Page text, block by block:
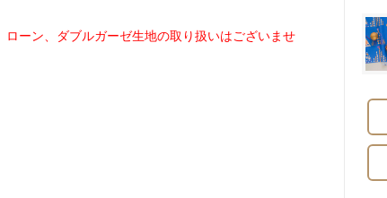
ーン、ダブルガーゼ生地の取り扱いはございませ